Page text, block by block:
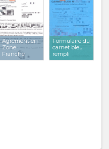
Agrément en
Zone
Franche
Formulaire du
carnet bleu
rempli